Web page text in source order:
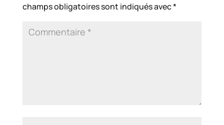
champs obligatoires sont indiqués avec*